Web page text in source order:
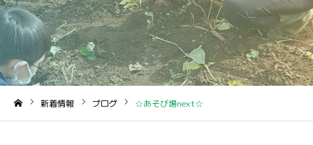
新着情報 ブログ ☆あそび場next☆